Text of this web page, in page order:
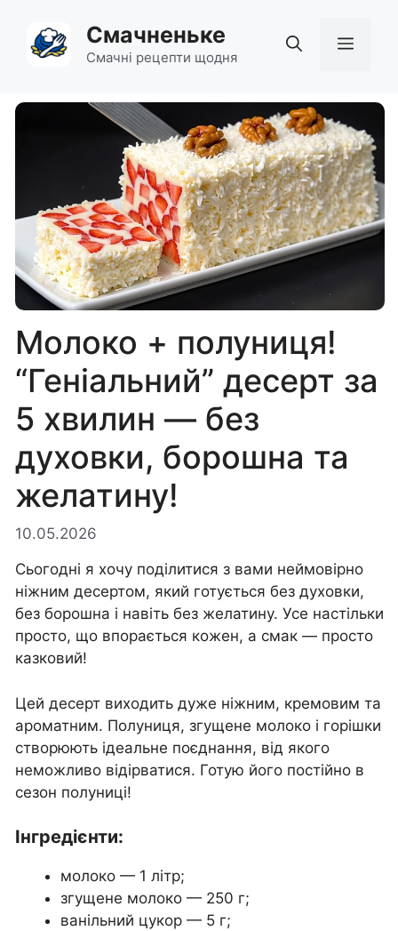
вмісту
Смачненьке
Смачні рецепти щодня
Молоко + полуниця!
“Геніальний” десерт за
5 хвилин — без
духовки, борошна та
желатину!
10.05.2026
Сьогодні я хочу поділитися з вами неймовірно
ніжним десертом, який готується без духовки,
без борошна і навіть без желатину. Усе настільки
просто, що впорається кожен, а смак — просто
казковий!
Цей десерт виходить дуже ніжним, кремовим та
ароматним. Полуниця, згущене молоко і горішки
створюють ідеальне поєднання, від якого
неможливо відірватися. Готую його постійно в
сезон полуниці!
Інгредієнти:
молоко — 1 літр;
згущене молоко — 250 г;
ванільний цукор — 5 г;